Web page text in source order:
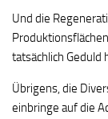
Und die
tatsächlich Geduld
Übrigens, die
einbringe auf die